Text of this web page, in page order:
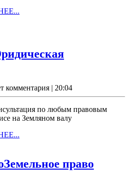
комментария | 20:04
на Земляном валу
Земельное право